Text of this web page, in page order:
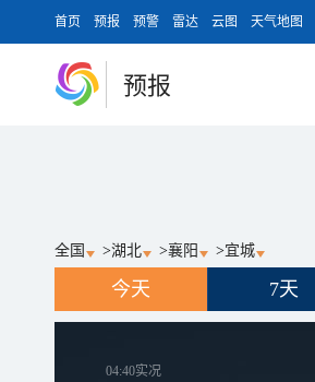
首页 预报 预警 雷达 云图 天气地图
预报
全国 >湖北 >襄阳 >宜城
今天 7天
04:40实况